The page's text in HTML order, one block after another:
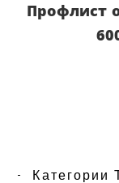
Профлист
Категории